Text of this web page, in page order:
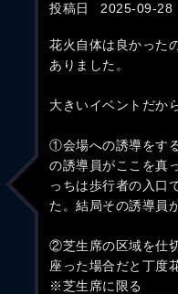
投稿日
2025-09-28
花火自体は良かった
ありました。
大きいイベントだか
①会場への誘導をす
の誘導員がここを真
っちは歩行者の入口
た。結局その誘導員
②芝生席の区域を仕
座った場合だと丁度
※芝生席に限る